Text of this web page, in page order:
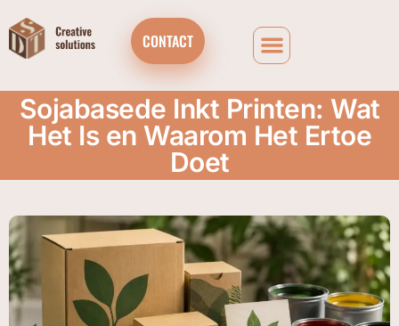
CONTACT
Sojabasede Inkt Printen: Wat
Het Is en Waarom Het Ertoe
Doet